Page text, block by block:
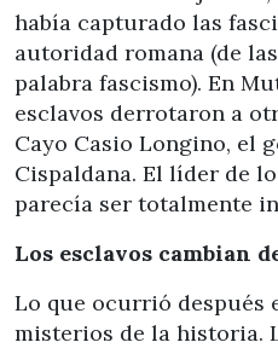
había capturado las
autoridad romana (de
palabra fascismo). En
esclavos derrotaron a
Cayo Casio Longino, el
Cispaldana. El líder de
parecía ser totalmente
Los esclavos cambian
Lo que ocurrió después
misterios de la historia.